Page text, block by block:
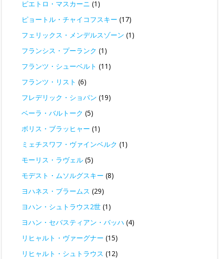
ピエトロ・マスカーニ (1)
ピョートル・チャイコフスキー (17)
フェリックス・メンデルスゾーン (1)
フランシス・プーランク (1)
フランツ・シューベルト (11)
フランツ・リスト (6)
フレデリック・ショパン (19)
ベーラ・バルトーク (5)
ボリス・ブラッヒャー (1)
ミェチスワフ・ヴァインベルク (1)
モーリス・ラヴェル (5)
モデスト・ムソルグスキー (8)
ヨハネス・ブラームス (29)
ヨハン・シュトラウス2世 (1)
ヨハン・セバスティアン・バッハ (4)
リヒャルト・ヴァーグナー (15)
リヒャルト・シュトラウス (12)